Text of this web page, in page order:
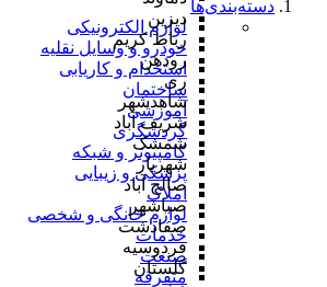
دیزین
رباط کریم
رودهن
ری
شاهدشهر
شریف آباد
شمشک
شهریار
صالح آباد
صباشهر
صفادشت
فردوسیه
گلستان
دسته‌بندی‌ها
لوازم الکترونیکی
خودرو و وسایل نقلیه
استخدام و کاریابی
ساختمان
آموزشی
گردشگری
کامپیوتر و شبکه
پزشکی و زیبایی
املاک
لوازم خانگی و شخصی
خدمات
صنعت
متفرقه